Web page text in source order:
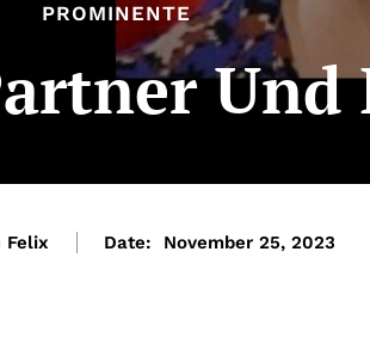
PROMINENTE
Felix Date: November 25, 2023